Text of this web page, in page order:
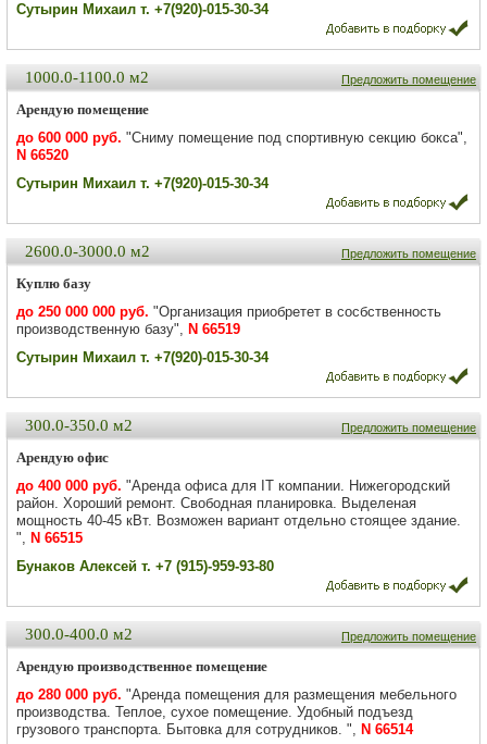
Сутырин Михаил т. +7(920)-015-30-34
Предложить помещение
1000.0-1100.0 м2
Арендую помещение
до 600 000 руб. "Сниму помещение под спортивную секцию бокса",
N 66520
Сутырин Михаил т. +7(920)-015-30-34
Предложить помещение
2600.0-3000.0 м2
Куплю базу
до 250 000 000 руб. "Организация приобретет в сосбственность
производственную базу", N 66519
Сутырин Михаил т. +7(920)-015-30-34
Предложить помещение
300.0-350.0 м2
Арендую офис
до 400 000 руб. "Аренда офиса для IT компании. Нижегородский
район. Хороший ремонт. Свободная планировка. Выделеная
мощность 40-45 кВт. Возможен вариант отдельно стоящее здание.
", N 66515
Бунаков Алексей т. +7 (915)-959-93-80
Предложить помещение
300.0-400.0 м2
Арендую производственное помещение
до 280 000 руб. "Аренда помещения для размещения мебельного
производства. Теплое, сухое помещение. Удобный подъезд
грузового транспорта. Бытовка для сотрудников. ", N 66514